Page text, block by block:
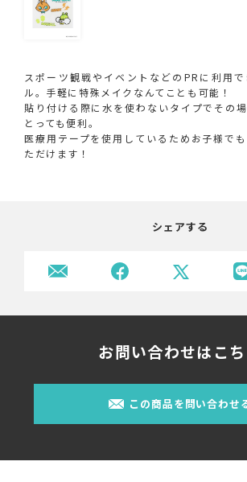
スポーツ観戦やイベントなどのPRに利用
ル。手軽に特殊メイクなんてことも可能！
貼り付ける際に水を使わないタイプでその
とっても便利。
医療用テープを使用しているためお子様で
ただけます！
シェアする
お問い合わせはこち
この商品を問い合わせ